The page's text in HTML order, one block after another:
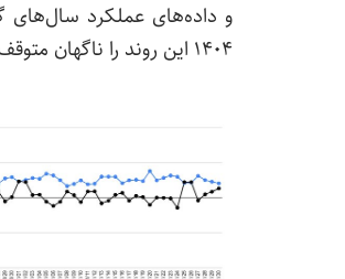
و داده‌های عملکرد سال‌های
۱۴۰۴ این روند را ناگهان متوقف کرد.